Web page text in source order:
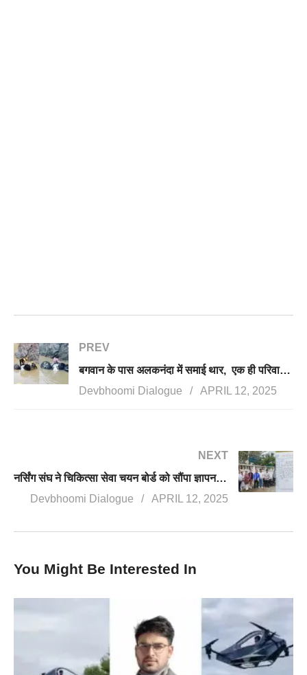
PREV
बगवान के पास अलकनंदा में समाई थार, एक ही परिवार के 4 लोग लापता, एक महिला का रेस्क्यू
Devbhoomi Dialogue
APRIL 12, 2025
NEXT
नर्सिंग संघ ने चिकित्सा सेवा चयन बोर्ड को सौंपा ज्ञापन, 360 खाली पदों पर वेटिंग लिस्ट के अभ्यर्थियों की नियुक्ति की मांग
Devbhoomi Dialogue
APRIL 12, 2025
You Might Be Interested In